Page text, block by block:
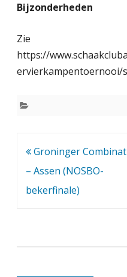
m
r
v
k
Bijzonderheden
Zie
https://
ervierkampentoernooi/
Bericht
navigatie
Groninger
– Assen (NOSBO-
bekerfinale)